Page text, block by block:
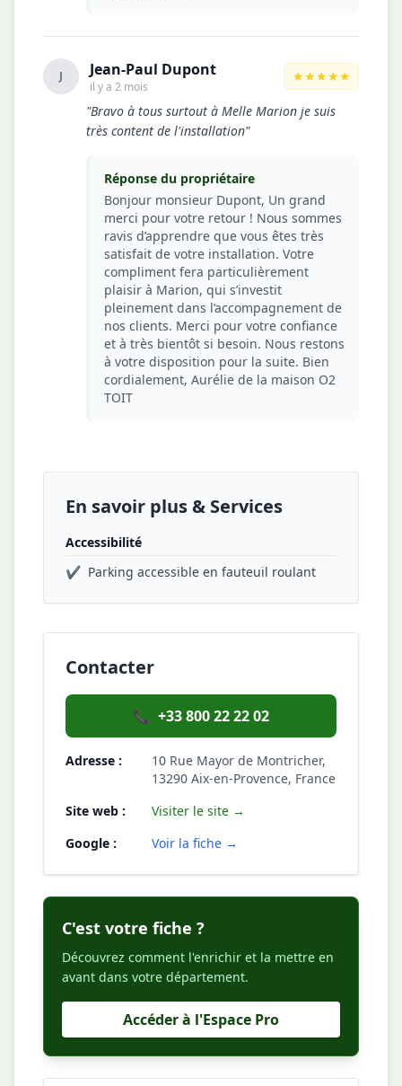
J Jean-Paul Dupont
il y a 2 mois
★★★★★
"Bravo à tous surtout à Melle Marion je suis
très content de l'installation"
Réponse du propriétaire
Bonjour monsieur Dupont, Un grand
merci pour votre retour ! Nous sommes
ravis d’apprendre que vous êtes très
satisfait de votre installation. Votre
compliment fera particulièrement
plaisir à Marion, qui s’investit
pleinement dans l’accompagnement de
nos clients. Merci pour votre confiance
et à très bientôt si besoin. Nous restons
à votre disposition pour la suite. Bien
cordialement, Aurélie de la maison O2
TOIT
En savoir plus & Services
Accessibilité
✔ Parking accessible en fauteuil roulant
Contacter
📞 +33 800 22 22 02
Adresse :
10 Rue Mayor de Montricher,
13290 Aix-en-Provence, France
Site web :
Visiter le site →
Google :
Voir la fiche →
C'est votre fiche ?
Découvrez comment l'enrichir et la mettre en
avant dans votre département.
Accéder à l'Espace Pro